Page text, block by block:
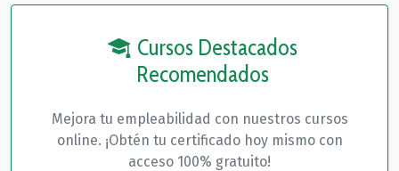
Cursos Destacados
Recomendados
Mejora tu empleabilidad con nuestros cursos
online. ¡Obtén tu certificado hoy mismo con
acceso 100% gratuito!